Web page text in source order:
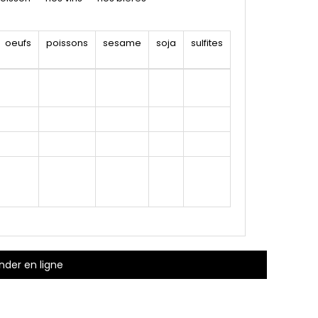
oeufs poissons sesame soja sulfites
en ligne